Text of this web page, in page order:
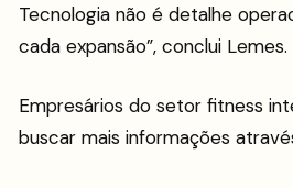
Tecnologia não é detalhe
cada expansão”, conclui Lemes.
Empresários do setor fitness
buscar mais informações